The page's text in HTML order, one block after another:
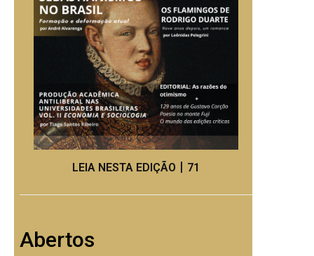
LEIA NESTA EDIÇÃO丨71
Abertos